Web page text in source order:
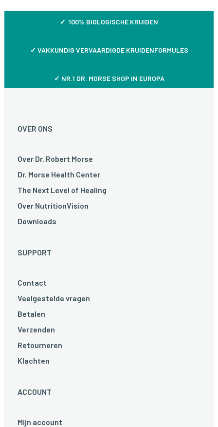
✓ 100% BIOLOGISCHE KRUIDEN
✓ VAKKUNDIG VERVAARDIGDE KRUIDENFORMULES
✓ NR.1 DR. MORSE SHOP IN EUROPA
OVER ONS
Over Dr. Robert Morse
Dr. Morse Health Center
The Next Level of Healing
Over NutritionVision
Downloads
SUPPORT
Contact
Veelgestelde vragen
Betalen
Verzenden
Retourneren
Klachten
ACCOUNT
Mijn account